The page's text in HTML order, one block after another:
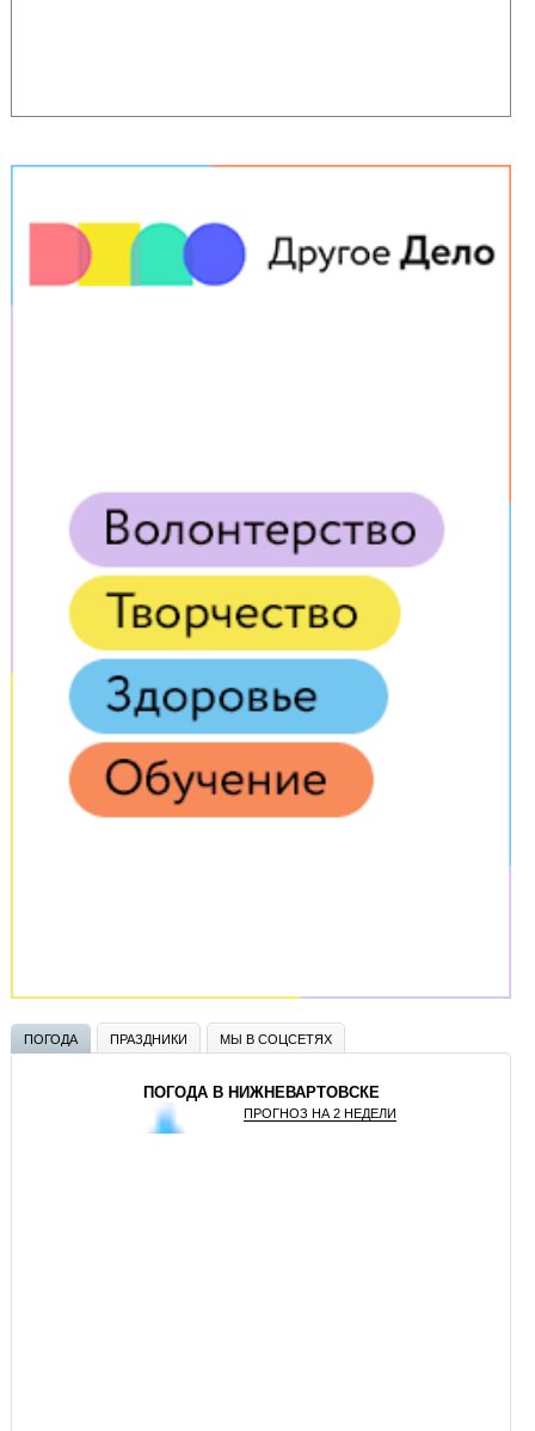
ПОГОДА ПРАЗДНИКИ МЫ В СОЦСЕТЯХ
ПОГОДА В НИЖНЕВАРТОВСКЕ
ПРОГНОЗ НА 2 НЕДЕЛИ